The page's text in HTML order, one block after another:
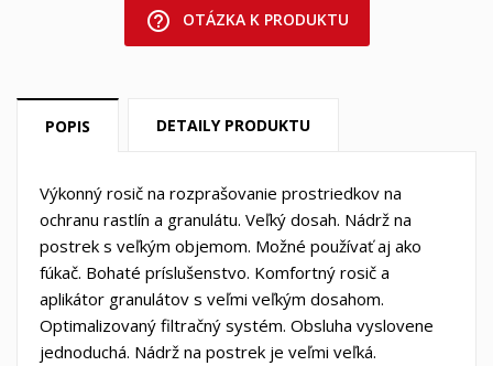
help_outline OTÁZKA K PRODUKTU
POPIS DETAILY PRODUKTU
Výkonný rosič na rozprašovanie prostriedkov na
ochranu rastlín a granulátu. Veľký dosah. Nádrž na
postrek s veľkým objemom. Možné používať aj ako
fúkač. Bohaté príslušenstvo. Komfortný rosič a
aplikátor granulátov s veľmi veľkým dosahom.
Optimalizovaný filtračný systém. Obsluha vyslovene
jednoduchá. Nádrž na postrek je veľmi veľká.